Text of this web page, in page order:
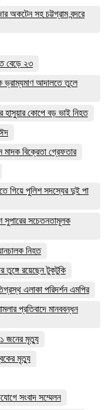
অকটেন সহ চট্টগ্রাম বন্দরে
বেড়ে ২৩
ভ্রাম্যমাণ আদালতে তুলে
হাসুয়ার কোপে বড় ভাই নিহত
মাদক বিক্রেতা গ্রেফতার
গিয়ে পুলিশ সদস্যের দুই পা
সুপারের সচেতনতামূলক
নিহত
তুঙ্গে রয়েছেন টুকটুকি
এলাকা পরিদর্শন এমপির
প্রতিবাদে মানববন্ধন
১ জনের মৃত্যু
মৃত্যু
সংবাদ সম্মেলন